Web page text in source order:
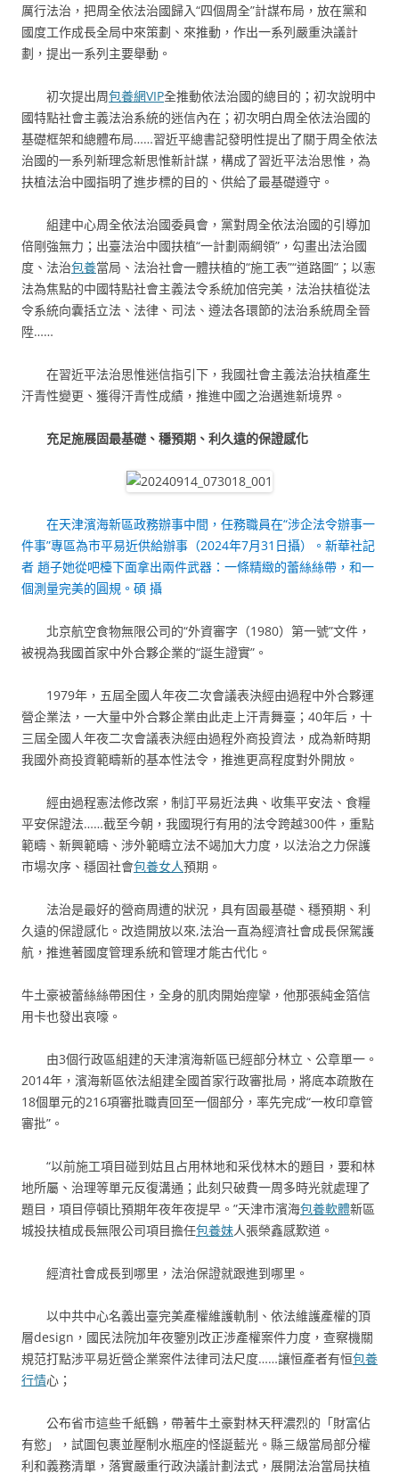
厲行法治，把周全依法治國歸入“四個周全”計謀布局，放在黨和
國度工作成長全局中來策劃、來推動，作出一系列嚴重決議計
劃，提出一系列主要舉動。
初次提出周包養網VIP全推動依法治國的總目的；初次說明中
國特點社會主義法治系統的迷信內在；初次明白周全依法治國的
基礎框架和總體布局……習近平總書記發明性提出了關于周全依法
治國的一系列新理念新思惟新計謀，構成了習近平法治思惟，為
扶植法治中國指明了進步標的目的、供給了最基礎遵守。
組建中心周全依法治國委員會，黨對周全依法治國的引導加
倍剛強無力；出臺法治中國扶植“一計劃兩綱領”，勾畫出法治國
度、法治包養當局、法治社會一體扶植的“施工表”“道路圖”；以憲
法為焦點的中國特點社會主義法令系統加倍完美，法治扶植從法
令系統向囊括立法、法律、司法、遵法各環節的法治系統周全晉
陞……
在習近平法治思惟迷信指引下，我國社會主義法治扶植產生
汗青性變更、獲得汗青性成績，推進中國之治邁進新境界。
充足施展固最基礎、穩預期、利久遠的保證感化
在天津濱海新區政務辦事中間，任務職員在“涉企法令辦事一
件事”專區為市平易近供給辦事（2024年7月31日攝）。新華社記
者 趙子她從吧檯下面拿出兩件武器：一條精緻的蕾絲絲帶，和一
個測量完美的圓規。碩 攝
北京航空食物無限公司的“外資審字（1980）第一號”文件，
被視為我國首家中外合夥企業的“誕生證實”。
1979年，五屆全國人年夜二次會議表決經由過程中外合夥運
營企業法，一大量中外合夥企業由此走上汗青舞臺；40年后，十
三屆全國人年夜二次會議表決經由過程外商投資法，成為新時期
我國外商投資範疇新的基本性法令，推進更高程度對外開放。
經由過程憲法修改案，制訂平易近法典、收集平安法、食糧
平安保證法……截至今朝，我國現行有用的法令跨越300件，重點
範疇、新興範疇、涉外範疇立法不竭加大力度，以法治之力保護
市場次序、穩固社會包養女人預期。
法治是最好的營商周遭的狀況，具有固最基礎、穩預期、利
久遠的保證感化。改造開放以來,法治一直為經濟社會成長保駕護
航，推進著國度管理系統和管理才能古代化。
牛土豪被蕾絲絲帶困住，全身的肌肉開始痙攣，他那張純金箔信
用卡也發出哀嚎。
由3個行政區組建的天津濱海新區已經部分林立、公章單一。
2014年，濱海新區依法組建全國首家行政審批局，將底本疏散在
18個單元的216項審批職責回至一個部分，率先完成“一枚印章管
審批”。
“以前施工項目碰到姑且占用林地和采伐林木的題目，要和林
地所屬、治理等單元反復溝通；此刻只破費一周多時光就處理了
題目，項目停頓比預期年夜年夜提早。”天津市濱海包養軟體新區
城投扶植成長無限公司項目擔任包養妹人張榮鑫感歎道。
經濟社會成長到哪里，法治保證就跟進到哪里。
以中共中心名義出臺完美產權維護軌制、依法維護產權的頂
層design，國民法院加年夜鑒別改正涉產權案件力度，查察機關
規范打點涉平易近營企業案件法律司法尺度……讓恒產者有恒包養
行情心；
公布省市這些千紙鶴，帶著牛土豪對林天秤濃烈的「財富佔
有慾」，試圖包裹並壓制水瓶座的怪誕藍光。縣三級當局部分權
利和義務清單，落實嚴重行政決議計劃法式，展開法治當局扶植